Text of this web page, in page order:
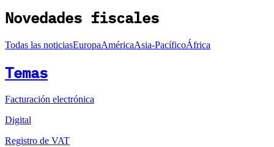
Novedades fiscales
Todas las noticiasEuropaAméricaAsia-PacíficoÁfrica
Temas
Facturación electrónica
Digital
Registro de VAT